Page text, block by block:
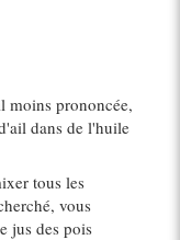
moins prononcée,
dans de l'huile
tous les
vous
jus des pois